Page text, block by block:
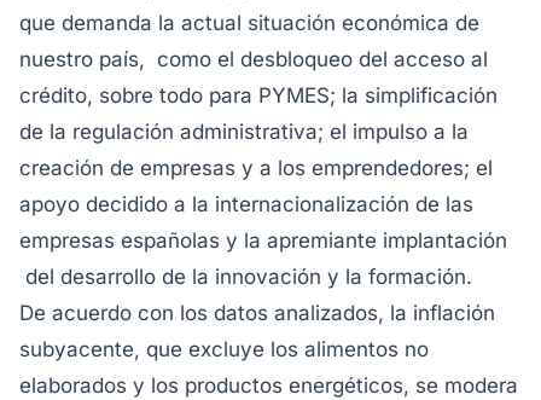
que demanda la actual situación económica de
nuestro país, como el desbloqueo del acceso al
crédito, sobre todo para PYMES; la simplificación
de la regulación administrativa; el impulso a la
creación de empresas y a los emprendedores; el
apoyo decidido a la internacionalización de las
empresas españolas y la apremiante implantación
del desarrollo de la innovación y la formación.
De acuerdo con los datos analizados, la inflación
subyacente, que excluye los alimentos no
elaborados y los productos energéticos, se modera